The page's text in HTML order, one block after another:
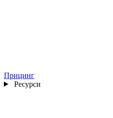
Прицинг
Ресурси